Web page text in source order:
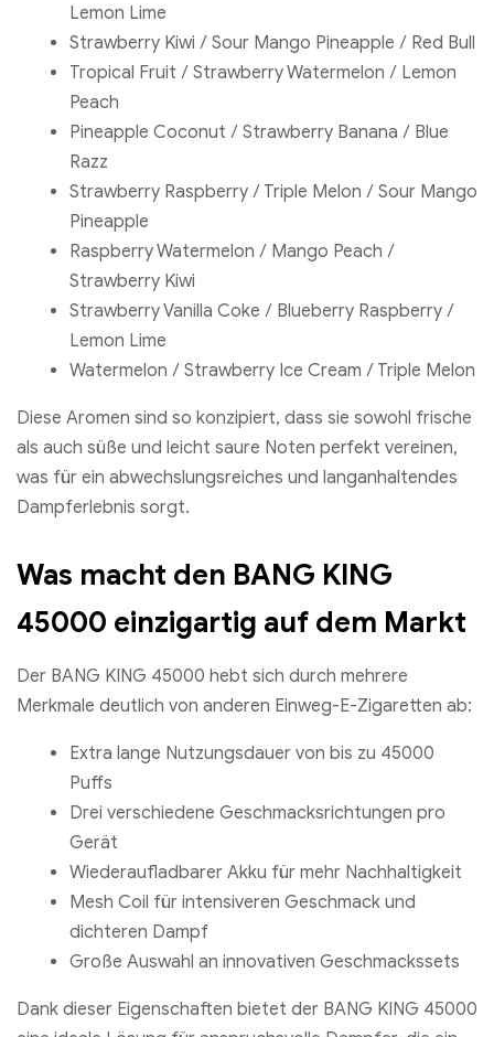
Lemon Lime
Strawberry Kiwi / Sour Mango Pineapple / Red Bull
Tropical Fruit / Strawberry Watermelon / Lemon
Peach
Pineapple Coconut / Strawberry Banana / Blue
Razz
Strawberry Raspberry / Triple Melon / Sour Mango
Pineapple
Raspberry Watermelon / Mango Peach /
Strawberry Kiwi
Strawberry Vanilla Coke / Blueberry Raspberry /
Lemon Lime
Watermelon / Strawberry Ice Cream / Triple Melon
Diese Aromen sind so konzipiert, dass sie sowohl frische
als auch süße und leicht saure Noten perfekt vereinen,
was für ein abwechslungsreiches und langanhaltendes
Dampferlebnis sorgt.
Was macht den BANG KING
45000 einzigartig auf dem Markt
Der BANG KING 45000 hebt sich durch mehrere
Merkmale deutlich von anderen Einweg-E-Zigaretten ab:
Extra lange Nutzungsdauer von bis zu 45000
Puffs
Drei verschiedene Geschmacksrichtungen pro
Gerät
Wiederaufladbarer Akku für mehr Nachhaltigkeit
Mesh Coil für intensiveren Geschmack und
dichteren Dampf
Große Auswahl an innovativen Geschmackssets
Dank dieser Eigenschaften bietet der BANG KING 45000